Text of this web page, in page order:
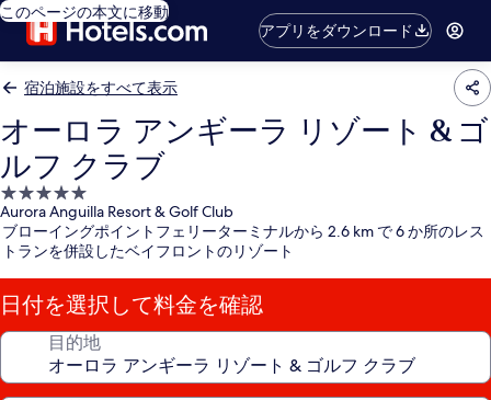
このページの本文に移動
アプリをダウンロード
宿泊施設をすべて表示
オーロラ アンギーラ リゾート & ゴ
ルフ クラブ
5.0
つ
星
宿
泊
施
設
Aurora Anguilla Resort & Golf Club
ブローイングポイントフェリーターミナルから 2.6 km で 6 か所のレス
トランを併設したベイフロントのリゾート
日付を選択して料金を確認
目的地